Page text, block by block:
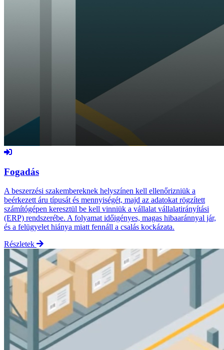
Fogadás
A beszerzési szakembereknek helyszínen kell ellenőrizniük a
beérkezett áru típusát és mennyiségét, majd az adatokat rögzített
számítógépen keresztül be kell vinniük a vállalat vállalatirányítási
(ERP) rendszerébe. A folyamat időigényes, magas hibaaránnyal jár,
és a felügyelet hiánya miatt fennáll a csalás kockázata.
Részletek